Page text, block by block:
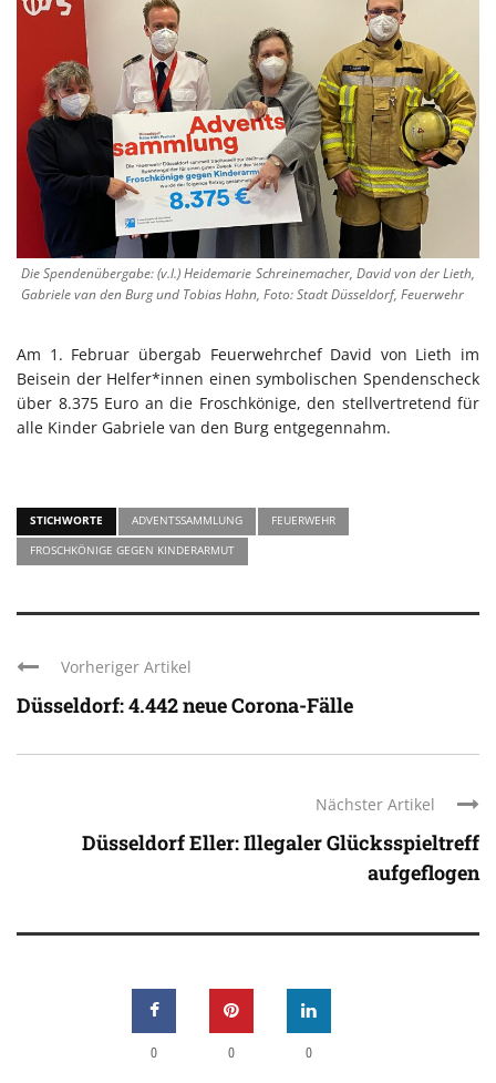
Die Spendenübergabe: (v.l.) Heidemarie Schreinemacher, David von der Lieth,
Gabriele van den Burg und Tobias Hahn, Foto: Stadt Düsseldorf, Feuerwehr
Am 1. Februar übergab Feuerwehrchef David von Lieth im
Beisein der Helfer*innen einen symbolischen Spendenscheck
über 8.375 Euro an die Froschkönige, den stellvertretend für
alle Kinder Gabriele van den Burg entgegennahm.
STICHWORTE ADVENTSSAMMLUNG
FEUERWEHR
FROSCHKÖNIGE GEGEN KINDERARMUT
Vorheriger Artikel
Düsseldorf: 4.442 neue Corona-Fälle
Nächster Artikel
Düsseldorf Eller: Illegaler Glücksspieltreff
aufgeflogen
0 0 0